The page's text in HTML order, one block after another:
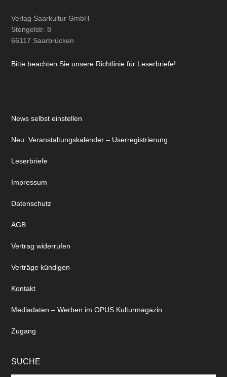
Verlag Saarkultur GmbH
Stengelstr. 8
66117 Saarbrücken
Bitte beachten Sie unsere Richtlinie für Leserbriefe!
News selbst einstellen
Neu: Veranstaltungskalender – Userregistrierung
Leserbriefe
Impressum
Datenschutz
AGB
Vertrag widerrufen
Verträge kündigen
Kontakt
Mediadaten – Werben im OPUS Kulturmagazin
Zugang
SUCHE